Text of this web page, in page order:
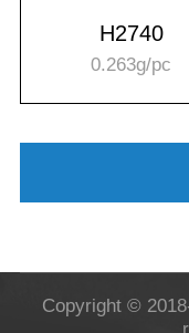
H2740
0.263g/pc
Copyright ©